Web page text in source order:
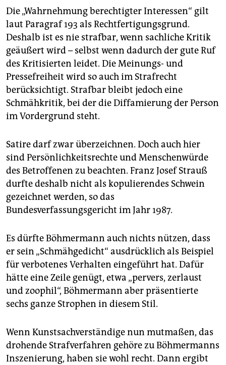
Die „Wahrnehmung berechtigter Interessen“ gilt
laut Paragraf 193 als Rechtfertigungsgrund.
Deshalb ist es nie strafbar, wenn sachliche Kritik
geäußert wird – selbst wenn dadurch der gute Ruf
des Kritisierten leidet. Die Meinungs- und
Pressefreiheit wird so auch im Strafrecht
berücksichtigt. Strafbar bleibt jedoch eine
Schmähkritik, bei der die Diffamierung der Person
im Vordergrund steht.
Satire darf zwar überzeichnen. Doch auch hier
sind Persönlichkeitsrechte und Menschenwürde
des Betroffenen zu beachten. Franz Josef Strauß
durfte deshalb nicht als kopulierendes Schwein
gezeichnet werden, so das
Bundesverfassungsgericht im Jahr 1987.
Es dürfte Böhmermann auch nichts nützen, dass
er sein „Schmähgedicht“ ausdrücklich als Beispiel
für verbotenes Verhalten eingeführt hat. Dafür
hätte eine Zeile genügt, etwa „pervers, zerlaust
und zoophil“, Böhmermann aber präsentierte
sechs ganze Strophen in diesem Stil.
Wenn Kunstsachverständige nun mutmaßen, das
drohende Strafverfahren gehöre zu Böhmermanns
Inszenierung, haben sie wohl recht. Dann ergibt